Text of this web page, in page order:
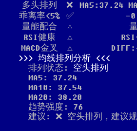
多头排列
❌
MA5:37.24
乖离率<5%
✅
-
量能配合
⚠️
RSI健康
⚠️
MACD金叉
⚠️
均线排列分析
排列状态: 空头排列
MA5: 37.24
MA10: 37.54
MA20: 38.20
趋势强度: 76
建议: ❌ 空头排列，建议